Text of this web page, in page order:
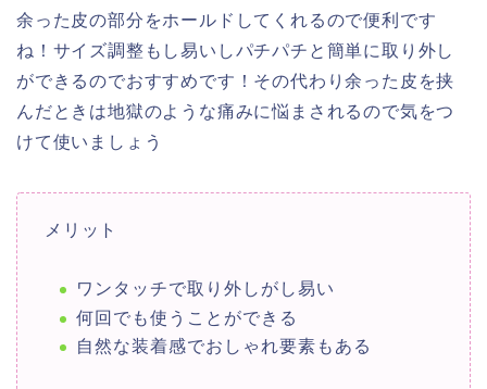
余った皮の部分をホールドしてくれるので便利です
ね！サイズ調整もし易いしパチパチと簡単に取り外し
ができるのでおすすめです！その代わり余った皮を挟
んだときは地獄のような痛みに悩まされるので気をつ
けて使いましょう
メリット
ワンタッチで取り外しがし易い
何回でも使うことができる
自然な装着感でおしゃれ要素もある